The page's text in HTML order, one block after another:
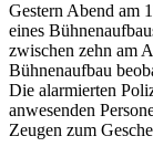
Gestern Abend am
eines
zwischen zehn am
Bühnenaufbau
Die alarmierten
anwesenden
Zeugen zum